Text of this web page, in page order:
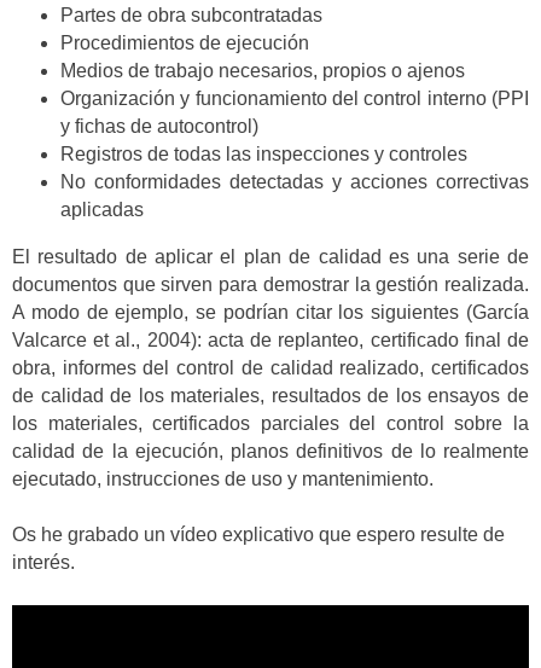
Partes de obra subcontratadas
Procedimientos de ejecución
Medios de trabajo necesarios, propios o ajenos
Organización y funcionamiento del control interno (PPI
y fichas de autocontrol)
Registros de todas las inspecciones y controles
No conformidades detectadas y acciones correctivas
aplicadas
El resultado de aplicar el plan de calidad es una serie de
documentos que sirven para demostrar la gestión realizada.
A modo de ejemplo, se podrían citar los siguientes (García
Valcarce et al., 2004): acta de replanteo, certificado final de
obra, informes del control de calidad realizado, certificados
de calidad de los materiales, resultados de los ensayos de
los materiales, certificados parciales del control sobre la
calidad de la ejecución, planos definitivos de lo realmente
ejecutado, instrucciones de uso y mantenimiento.
Os he grabado un vídeo explicativo que espero resulte de
interés.